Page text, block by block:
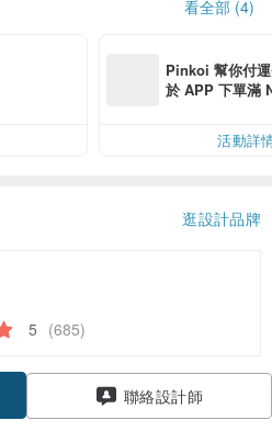
看全部 (4)
Pinkoi 幫你付
於 APP 下單滿
活動詳
逛設計品牌
5 (685)
聯絡設計師